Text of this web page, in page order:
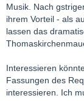
Musik. Nach
ihrem Vorteil - als
lassen das
Interessieren
Fassungen des
interessieren. Ich